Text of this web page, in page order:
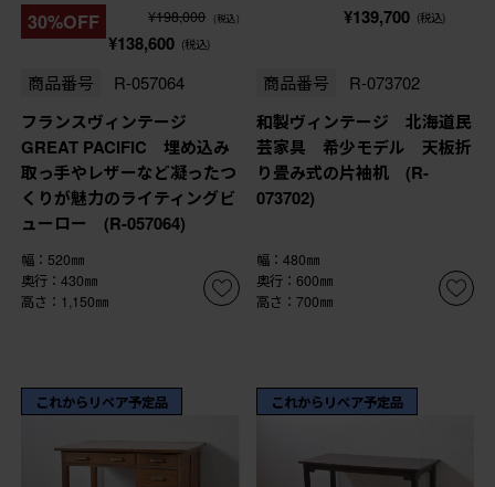
30%OFF ¥198,000 (税込)
¥138,600 (税込)
商品番号 R-057064
フランスヴィンテージ
GREAT PACIFIC 埋め込み
取っ手やレザーなど凝ったつ
くりが魅力のライティングビ
ューロー (R-057064)
幅：520㎜
奥行：430㎜
高さ：1,150㎜
¥139,700 (税込)
商品番号 R-073702
和製ヴィンテージ 北海道民
芸家具 希少モデル 天板折
り畳み式の片袖机 (R-
073702)
幅：480㎜
奥行：600㎜
高さ：700㎜
これからリペア予定品 これからリペア予定品